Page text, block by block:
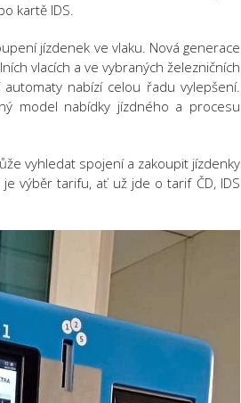
kartě IDS.
jízdenek ve vlaku. Nová generace
vlacích a ve vybraných železničních
nabízí celou řadu vylepšení.
model nabídky jízdného a procesu
vyhledat spojení a zakoupit jízdenky
výběr tarifu, ať už jde o tarif ČD, IDS